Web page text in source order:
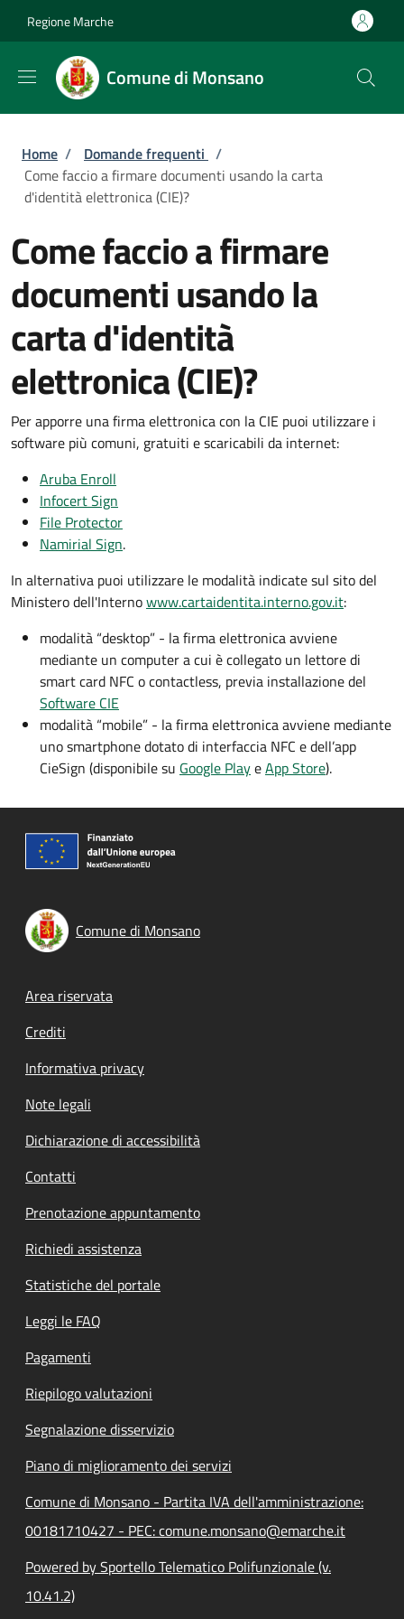
Regione Marche
Comune di Monsano
Briciole di pane
Home / Domande frequenti /
Come faccio a firmare documenti usando la carta
d'identità elettronica (CIE)?
Come faccio a firmare
documenti usando la
carta d'identità
elettronica (CIE)?
Per apporre una firma elettronica con la CIE puoi utilizzare i
software più comuni, gratuiti e scaricabili da internet:
Aruba Enroll
Infocert Sign
File Protector
Namirial Sign.
In alternativa puoi utilizzare le modalità indicate sul sito del
Ministero dell'Internowww.cartaidentita.interno.gov.it:
modalità “desktop” - la firma elettronica avviene
mediante un computer a cui è collegato un lettore di
smart card NFC o contactless, previa installazione del
Software CIE
modalità “mobile” - la firma elettronica avviene mediante
uno smartphone dotato di interfaccia NFC e dell’app
CieSign (disponibile su Google PlayeApp Store).
Comune di Monsano
Footer menu
Area riservata
Crediti
Informativa privacy
Note legali
Dichiarazione di accessibilità
Contatti
Prenotazione appuntamento
Richiedi assistenza
Statistiche del portale
Leggi le FAQ
Pagamenti
Riepilogo valutazioni
Segnalazione disservizio
Piano di miglioramento dei servizi
Comune di Monsano - Partita IVA dell'amministrazione:
00181710427 - PEC: comune.monsano@emarche.it
Powered by Sportello Telematico Polifunzionale (v.
10.41.2)